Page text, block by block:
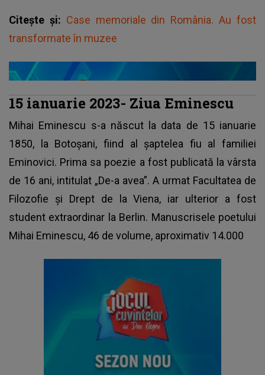
Citește și: Case memoriale din România. Au fost
transformate în muzee
15 ianuarie 2023- Ziua Eminescu
Mihai Eminescu s-a născut la data de 15 ianuarie
1850, la Botoșani, fiind al șaptelea fiu al familiei
Eminovici. Prima sa poezie a fost publicată la vârsta
de 16 ani, intitulat „De-a avea”. A urmat Facultatea de
Filozofie și Drept de la Viena, iar ulterior a fost
student extraordinar la Berlin. Manuscrisele poetului
Mihai Eminescu, 46 de volume, aproximativ 14.000